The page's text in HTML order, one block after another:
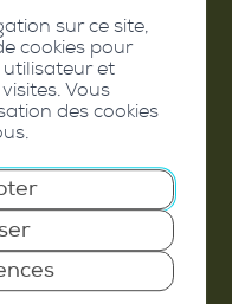
sur ce site,
cookies pour
et
Vous
des cookies